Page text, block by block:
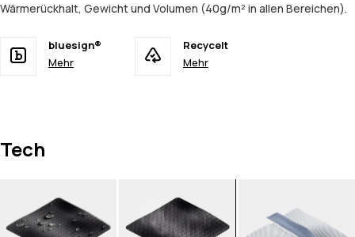
Wärmerückhalt, Gewicht und Volumen (40g/m² in allen Bereichen).
bluesign®
Mehr
Recycelt
Mehr
Tech